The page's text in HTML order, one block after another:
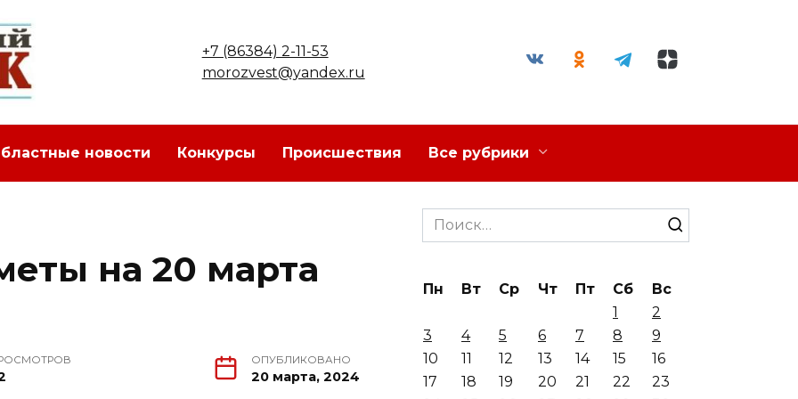
+7 (86384) 2-11-53
morozvest@yandex.ru
новости Конкурсы Происшествия Все рубрики
на 20 марта
ОПУБЛИКОВАНО
20 марта, 2024
Search
for:
Пн Вт Ср Чт Пт Сб
Вс
1
2
3
4 5 6 7 8
9
10
11 12 13 14 15
16
17
18 19 20 21 22
23